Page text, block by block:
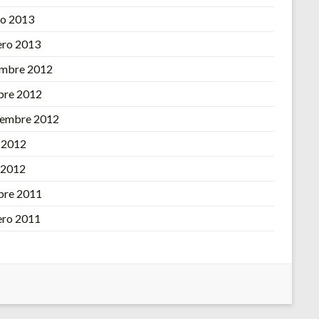
2013
2013
2012
2012
2012
2011
2011